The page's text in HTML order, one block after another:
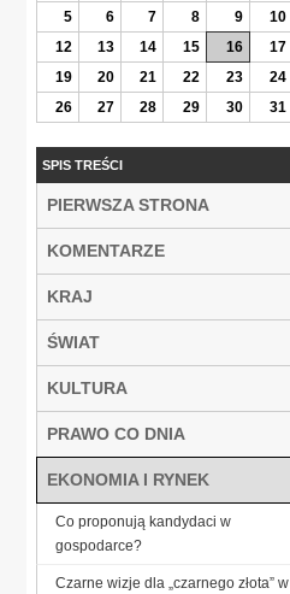
5
6 7 8 9 10
12
13 14 15 16 17
19
20 21 22 23 24
26
27 28 29 30 31
SPIS TREŚCI
PIERWSZA STRONA
KOMENTARZE
KRAJ
ŚWIAT
KULTURA
PRAWO CO DNIA
EKONOMIA I RYNEK
Co proponują kandydaci w
gospodarce?
Czarne wizje dla „czarnego złota” w